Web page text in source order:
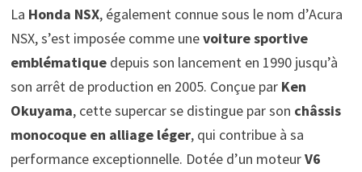
La Honda NSX, également connue sous le nom d’Acura
NSX, s’est imposée comme unevoiture sportive
emblématiquedepuis son lancement en 1990 jusqu’à
son arrêt de production en 2005. Conçue par Ken
Okuyama, cette supercar se distingue par son châssis
monocoque en alliage léger, qui contribue à sa
performance exceptionnelle. Dotée d’un moteurV6